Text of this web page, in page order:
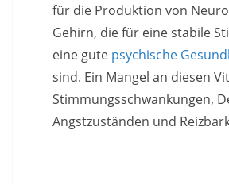
für die Produktion von
Gehirn, die für eine stabile
eine gute psychische
sind. Ein Mangel an diesen
Stimmungsschwankungen,
Angstzuständen und